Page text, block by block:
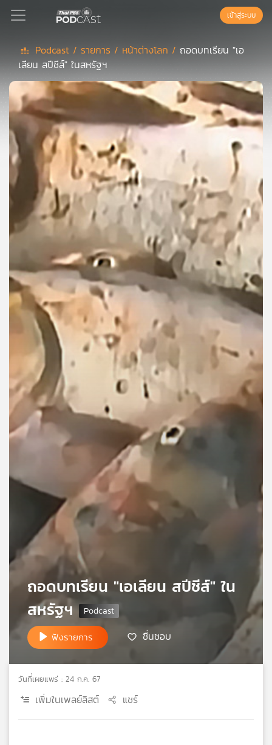
Podcast
เพล
ย์
ลิ
สต์
แนะนำ
ย์
ลิ
ของ
คุณ
บทความ
ข่าว
และ
กิจกรรม
เกี่ยว
เครือ
ข่าย
วิทยุ
บี
แผนที่
วิทยุ
เข้าสู่ระบบ
Podcast / รายการ / หน้าต่างโลก / ถอดบทเรียน "เอ
เลียน สปีชีส์" ในสหรัฐฯ
ถอดบทเรียน "เอเลียน สปีชีส์" ใน
สหรัฐฯ
ฟังรายการ ชื่นชอบ
วันที่เผยแพร่ : 24 ก.ค. 67
เพิ่มในเพลย์ลิสต์ แชร์